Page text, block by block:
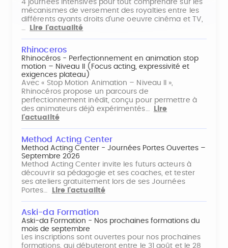
4 journées intensives pour tout comprendre sur les
mécanismes de versement des royalties entre les
différents ayants droits d'une oeuvre cinéma et TV,
…
Lire l'actualité
Rhinoceros
Rhinocéros - Perfectionnement en animation stop
motion – Niveau II (Focus acting, expressivité et
exigences plateau)
Avec « Stop Motion Animation – Niveau II »,
Rhinocéros propose un parcours de
perfectionnement inédit, conçu pour permettre à
des animateurs déjà expérimentés…
Lire
l'actualité
Method Acting Center
Method Acting Center - Journées Portes Ouvertes –
Septembre 2026
Method Acting Center invite les futurs acteurs à
découvrir sa pédagogie et ses coaches, et tester
ses ateliers gratuitement lors de ses Journées
Portes…
Lire l'actualité
Aski-da Formation
Aski-da Formation - Nos prochaines formations du
mois de septembre
Les inscriptions sont ouvertes pour nos prochaines
formations, qui débuteront entre le 31 août et le 28